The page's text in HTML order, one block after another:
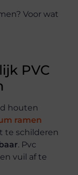
PVC
houten
ramen
te schilderen
. Pvc
vuil af te